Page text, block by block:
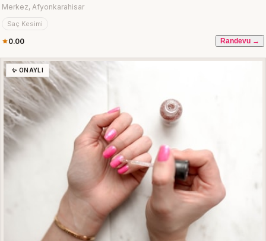
Merkez, Afyonkarahisar
Saç Kesimi
0.00 Randevu →
✨ ONAYLI